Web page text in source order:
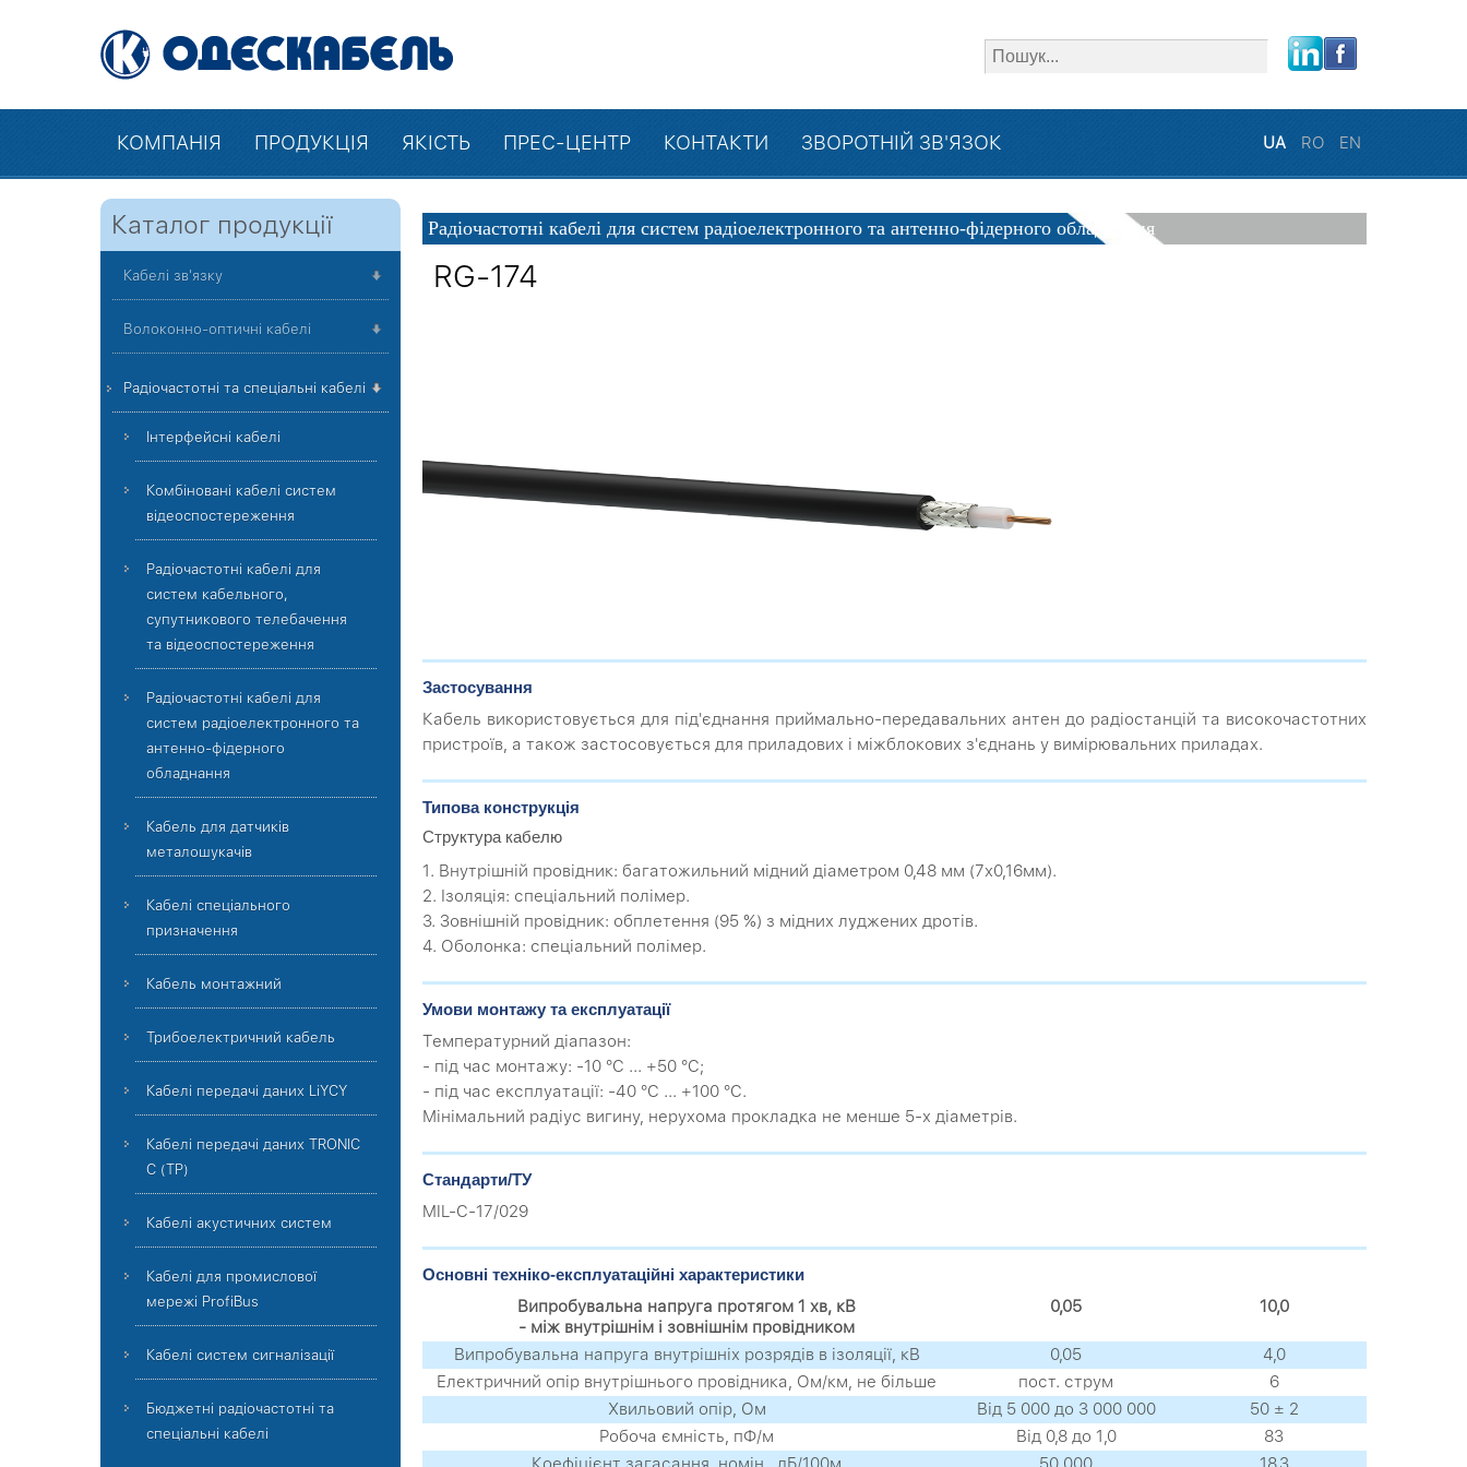
КОМПАНІЯ ПРОДУКЦІЯ ЯКІСТЬ ПРЕС-ЦЕНТР КОНТАКТИ ЗВОРОТНІЙ ЗВ'ЯЗОК UA RO EN
Каталог продукції
Кабелі зв'язку
Волоконно-оптичні кабелі
Радіочастотні та спеціальні кабелі
Інтерфейсні кабелі
Комбіновані кабелі систем
відеоспостереження
Радіочастотні кабелі для
систем кабельного,
супутникового телебачення
та відеоспостереження
Радіочастотні кабелі для
систем радіоелектронного та
антенно-фідерного
обладнання
Кабель для датчиків
металошукачів
Кабелі спеціального
призначення
Кабель монтажний
Трибоелектричний кабель
Кабелі передачі даних LiYCY
Кабелі передачі даних TRONIC
C (TP)
Кабелі акустичних систем
Кабелі для промислової
мережі ProfiBus
Кабелі систем сигналізації
Бюджетні радіочастотні та
спеціальні кабелі
Радіочастотні кабелі для систем радіоелектронного та антенно-фідерного обладнання
RG-174
Застосування
Кабель використовується для під'єднання приймально-передавальних антен до радіостанцій та високочастотних
пристроїв, а також застосовується для приладових і міжблокових з'єднань у вимірювальних приладах.
Типова конструкція
Структура кабелю
1. Внутрішній провідник: багатожильний мідний діаметром 0,48 мм (7х0,16мм).
2. Ізоляція: спеціальний полімер.
3. Зовнішній провідник: обплетення (95 %) з мідних луджених дротів.
4. Оболонка: спеціальний полімер.
Умови монтажу та експлуатації
Температурний діапазон:
- під час монтажу: -10 °C ... +50 °C;
- під час експлуатації: -40 °C ... +100 °C.
Мінімальний радіус вигину, нерухома прокладка не менше 5-х діаметрів.
Стандарти/ТУ
MIL-C-17/029
Основні техніко-експлуатаційні характеристики
Випробувальна напруга протягом 1 хв, кВ
- між внутрішнім і зовнішнім провідником
0,05 10,0
Випробувальна напруга внутрішніх розрядів в ізоляції, кВ 0,05
4,0
Електричний опір внутрішнього провідника, Ом/км, не більше
пост. струм
6
Хвильовий опір, Ом
Від 5 000 до 3 000 000
50 ± 2
Робоча ємність, пФ/м
Від 0,8 до 1,0
83
close